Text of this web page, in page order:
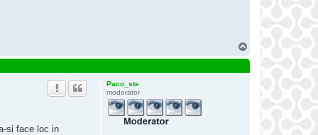
D
e
C
a
t
c
u
Paco_ste
moderator
si face loc in